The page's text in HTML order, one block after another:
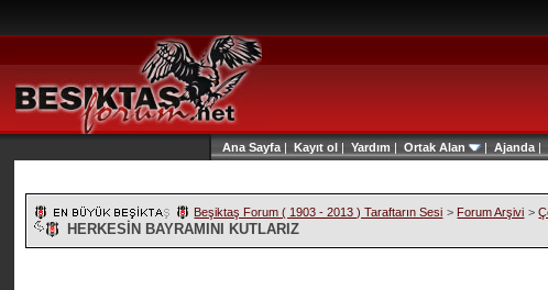
Ana Sayfa | Kayıt ol | Yardım | Ortak Alan | Ajanda |
Beşiktaş Forum ( 1903 - 2013 ) Taraftarın Sesi > Forum Arşivi >
HERKESİN BAYRAMINI KUTLARIZ